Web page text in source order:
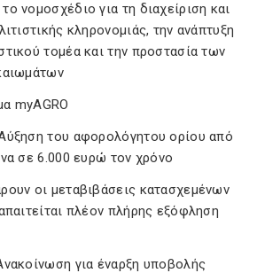
νομοσχέδιο για τη διαχείριση και
κληρονομιάς, την ανάπτυξη
τομέα και την προστασία των
myAGRO
του αφορολόγητου ορίου από
σε 6.000 ευρώ τον χρόνο
οι μεταβιβάσεις κατασχεμένων
πλέον πλήρης εξόφληση
για έναρξη υποβολής